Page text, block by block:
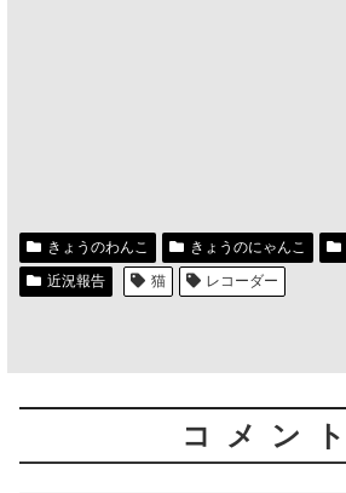
きょうのわんこ きょうのにゃんこ
近況報告
猫 レコーダー
コメント